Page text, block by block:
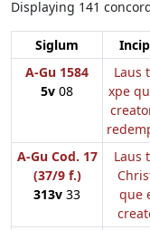
Displaying 141
Siglum
A-Gu 1584
5v 08
Laus
xpe
A-Gu Cod. 17
(37/9 f.)
313v 33
Laus
que